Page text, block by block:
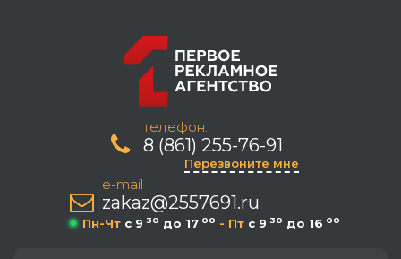
телефон:
8 (861) 255-76-91
Перезвоните мне
e-mail
zakaz@2557691.ru
Пн-Чт c 9 30 до 17 00 - Пт c 9 30 до 16 00